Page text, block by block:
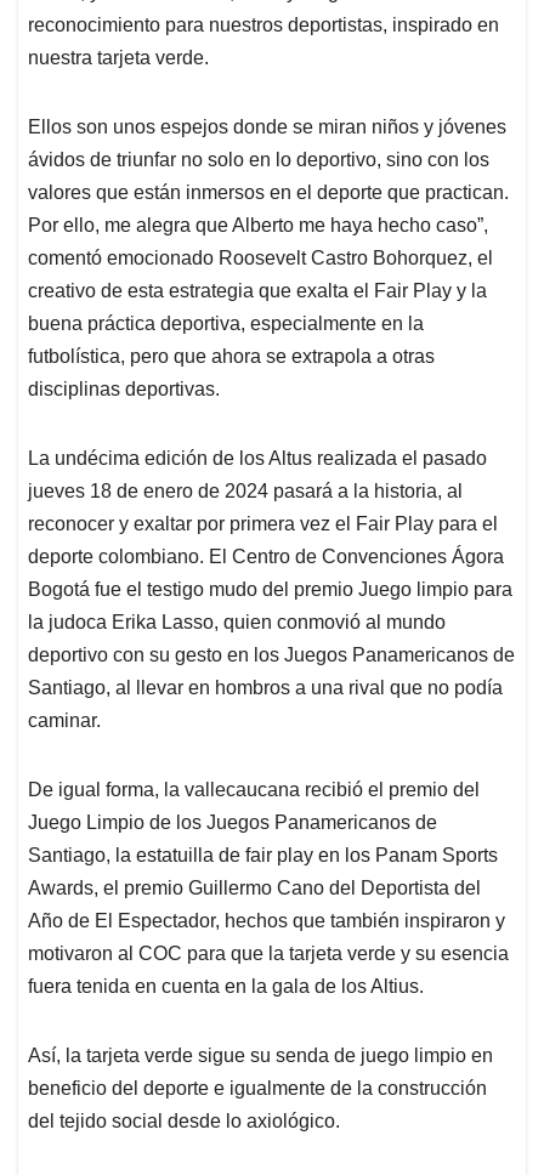
reconocimiento para nuestros deportistas, inspirado en
nuestra tarjeta verde.
Ellos son unos espejos donde se miran niños y jóvenes
ávidos de triunfar no solo en lo deportivo, sino con los
valores que están inmersos en el deporte que practican.
Por ello, me alegra que Alberto me haya hecho caso”,
comentó emocionado Roosevelt Castro Bohorquez, el
creativo de esta estrategia que exalta el Fair Play y la
buena práctica deportiva, especialmente en la
futbolística, pero que ahora se extrapola a otras
disciplinas deportivas.
La undécima edición de los Altus realizada el pasado
jueves 18 de enero de 2024 pasará a la historia, al
reconocer y exaltar por primera vez el Fair Play para el
deporte colombiano. El Centro de Convenciones Ágora
Bogotá fue el testigo mudo del premio Juego limpio para
la judoca Erika Lasso, quien conmovió al mundo
deportivo con su gesto en los Juegos Panamericanos de
Santiago, al llevar en hombros a una rival que no podía
caminar.
De igual forma, la vallecaucana recibió el premio del
Juego Limpio de los Juegos Panamericanos de
Santiago, la estatuilla de fair play en los Panam Sports
Awards, el premio Guillermo Cano del Deportista del
Año de El Espectador, hechos que también inspiraron y
motivaron al COC para que la tarjeta verde y su esencia
fuera tenida en cuenta en la gala de los Altius.
Así, la tarjeta verde sigue su senda de juego limpio en
beneficio del deporte e igualmente de la construcción
del tejido social desde lo axiológico.